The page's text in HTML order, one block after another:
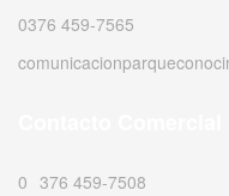
0376 459-7565
0376 459-7508